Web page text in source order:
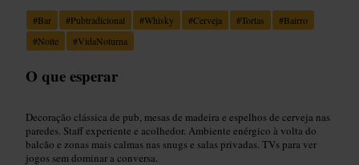
#Bar #Pubtradicional #Whisky #Cerveja #Tortas #Bairro
#Noite #VidaNoturna
O que esperar
Decoração clássica de pub, mesas de madeira e espelhos de cerveja nas
paredes. Staff experiente e acolhedor. Ambiente enérgico à volta do
balcão e zonas mais calmas nas snugs e salas privadas. TVs para ver
jogos sem dominar a conversa.